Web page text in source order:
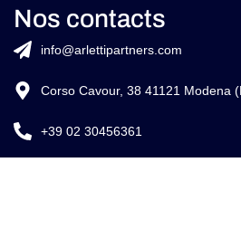
Nos contacts
info@arlettipartners.com
Corso Cavour, 38 41121 Modena
+39 02 30456361